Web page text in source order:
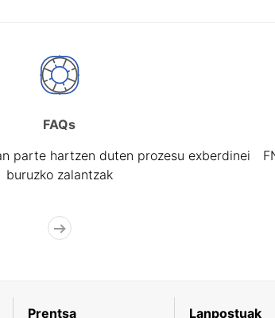
FAQs
parte hartzen duten prozesu exberdinei
buruzko zalantzak
Prentsa Lanpostuak